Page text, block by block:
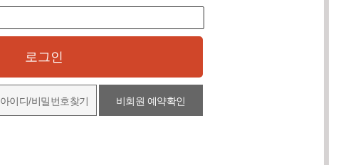
로그인
아이디/비밀번호찾기 비회원 예약확인